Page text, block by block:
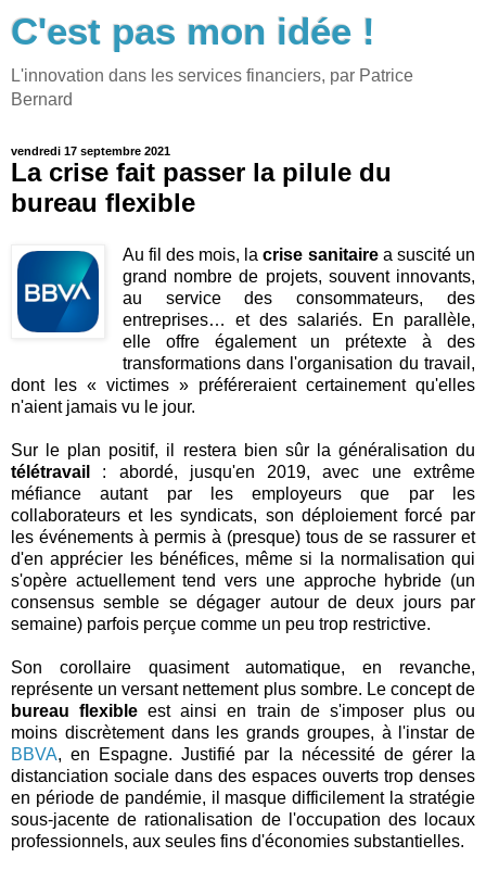
C'est pas mon idée !
L'innovation dans les services financiers, par Patrice
Bernard
vendredi 17 septembre 2021
La crise fait passer la pilule du
bureau flexible
Au fil des mois, lacrise sanitairea suscité un
grand nombre de projets, souvent innovants,
au service des consommateurs, des
entreprises… et des salariés. En parallèle,
elle offre également un prétexte à des
transformations dans l'organisation du travail,
dont les « victimes » préféreraient certainement qu'elles
n'aient jamais vu le jour.
Sur le plan positif, il restera bien sûr la généralisation du
télétravail
: abordé, jusqu'en 2019, avec une extrême
méfiance autant par les employeurs que par les
collaborateurs et les syndicats, son déploiement forcé par
les événements à permis à (presque) tous de se rassurer et
d'en apprécier les bénéfices, même si la normalisation qui
s'opère actuellement tend vers une approche hybride (un
consensus semble se dégager autour de deux jours par
semaine) parfois perçue comme un peu trop restrictive.
Son corollaire quasiment automatique, en revanche,
représente un versant nettement plus sombre. Le concept de
bureau flexible est ainsi en train de s'imposer plus ou
moins discrètement dans les grands groupes, à l'instar de
BBVA, en Espagne. Justifié par la nécessité de gérer la
distanciation sociale dans des espaces ouverts trop denses
en période de pandémie, il masque difficilement la stratégie
sous-jacente de rationalisation de l'occupation des locaux
professionnels, aux seules fins d'économies substantielles.